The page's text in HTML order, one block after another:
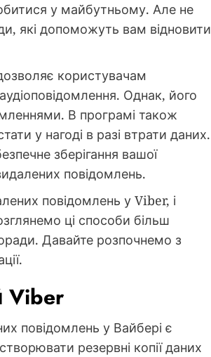
у майбутньому. Але не
які допоможуть вам відновити
користувачам
Однак, його
В програмі також
у нагоді в разі втрати даних.
зберігання вашої
повідомлень.
повідомлень у Viber, і
ці способи більш
Давайте розпочнемо з
Viber
повідомлень у Вайбері є
резервні копії даних